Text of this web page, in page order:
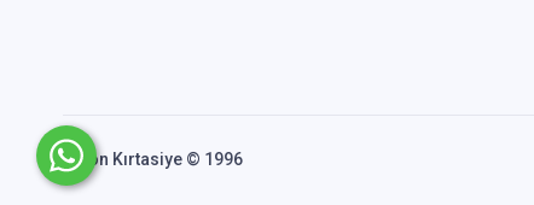
Akfon Kırtasiye © 1996